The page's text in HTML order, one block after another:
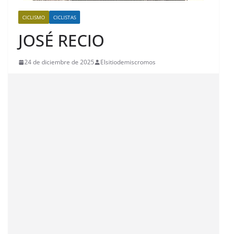
CICLISMO CICLISTAS
JOSÉ RECIO
24 de diciembre de 2025 Elsitiodemiscromos